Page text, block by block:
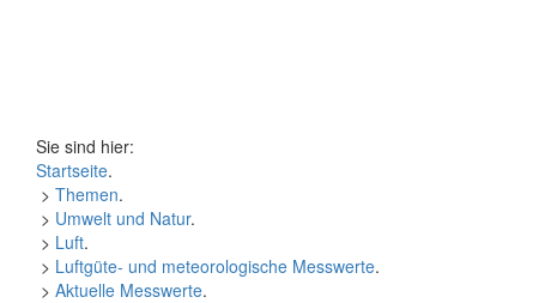
Sie sind hier:
Startseite.
> Themen.
> Umwelt und Natur.
> Luft.
> Luftgüte- und meteorologische Messwerte.
> Aktuelle Messwerte.